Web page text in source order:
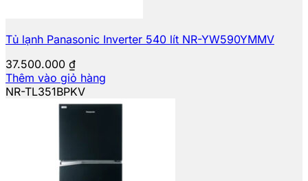
Tủ lạnh Panasonic Inverter 540 lít NR-YW590YMMV
37.500.000 ₫
Thêm vào giỏ hàng
NR-TL351BPKV